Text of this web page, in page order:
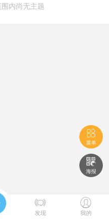
内尚无主题

菜单

海报

发现

我的